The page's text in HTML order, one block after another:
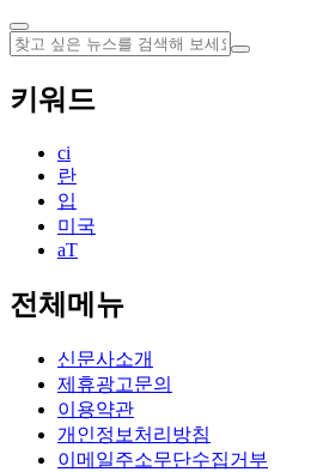
키워드
ci
란
입
미국
aT
전체메뉴
신문사소개
제휴광고문의
이용약관
개인정보처리방침
이메일주소무단수집거부